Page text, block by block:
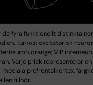
de fyra funktionellt distinkta
Turkos; excitatorisk
orange; VIP
Varje prick representerar
prefrontalkortex,
tillhör.